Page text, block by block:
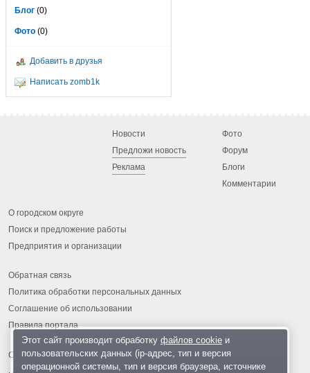
Блог (0)
Фото (0)
Добавить в друзья
Написать zomb1k
Новости
Предложи новость
Реклама
Фото
Форум
Блоги
Комментарии
О городском округе
Поиск и предложение работы
Предприятия и организации
Обратная связь
Политика обработки персональных данных
Соглашение об использовании
Правила портала
Этот сайт производит обработку файлов cookieи
пользовательских данных (ip-адрес, тип и версия
операционной системы, тип и версия браузера, источнике